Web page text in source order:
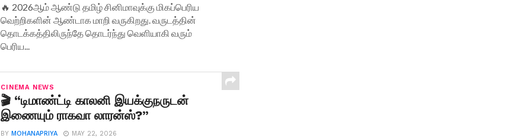
🔥 2026ஆம் ஆண்டு தமிழ் சினிமாவுக்கு மிகப்பெரிய
வெற்றிகளின் ஆண்டாக மாறி வருகிறது. வருடத்தின்
தொடக்கத்திலிருந்தே தொடர்ந்து வெளியாகி வரும்
பெரிய...
CINEMA NEWS
🎬 “டிமாண்ட்டி காலனி இயக்குநருடன்
இணையும் ராகவா லாரன்ஸ்?”
BYMOHANAPRIYA MAY 22, 2026